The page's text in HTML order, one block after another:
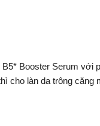
Booster Serum với
cho làn da trông